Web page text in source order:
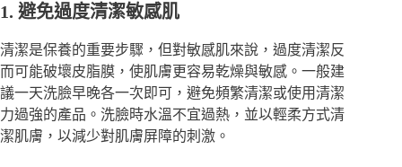
1. 避免過度清潔敏感肌
清潔是保養的重要步驟，但對敏感肌來說，過度清潔反
而可能破壞皮脂膜，使肌膚更容易乾燥與敏感。一般建
議一天洗臉早晚各一次即可，避免頻繁清潔或使用清潔
力過強的產品。洗臉時水溫不宜過熱，並以輕柔方式清
潔肌膚，以減少對肌膚屏障的刺激。